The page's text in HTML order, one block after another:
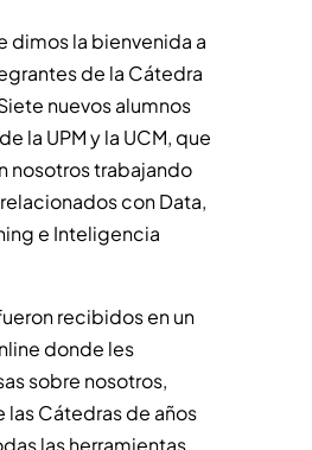
dimos la bienvenida a
de la Cátedra
nuevos alumnos
la UPM y la UCM, que
nosotros trabajando
con Data,
e Inteligencia
recibidos en un
donde les
sobre nosotros,
las Cátedras de años
las herramientas